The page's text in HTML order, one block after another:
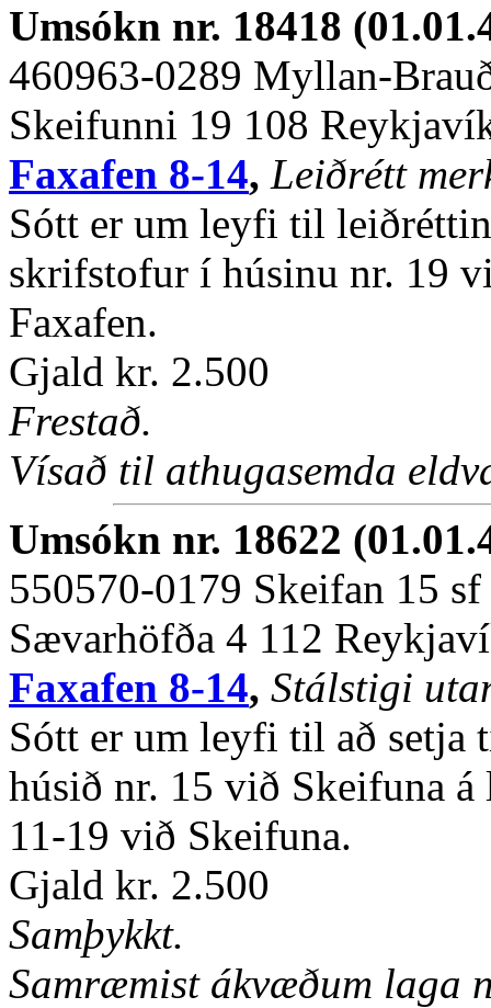
Umsókn nr. 18418
460963-0289 Myllan-
Skeifunni 19 108
Faxafen 8-14, Leiðrétt
Sótt er um leyfi til
skrifstofur í húsinu nr. 19
Faxafen.
Gjald kr. 2.500
Frestað.
Vísað til athugasemda
Umsókn nr. 18622
550570-0179 Skeifan 15 sf
Sævarhöfða 4 112
Faxafen 8-14, Stálstigi
Sótt er um leyfi til að setja
húsið nr. 15 við Skeifuna
11-19 við Skeifuna.
Gjald kr. 2.500
Samþykkt.
Samræmist ákvæðum laga